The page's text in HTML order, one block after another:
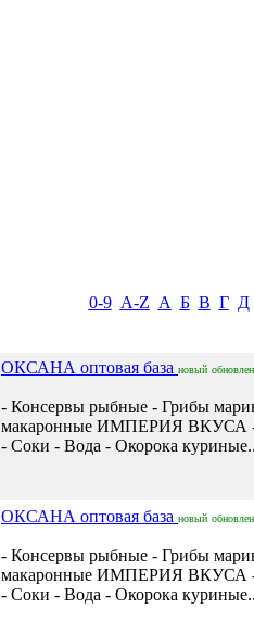
0-9 A-Z А Б В Г Д
ОКСАНА оптовая база новый
- Консервы рыбные - Грибы
макаронные ИМПЕРИЯ ВКУСА -
- Соки - Вода - Окорока
ОКСАНА оптовая база новый
- Консервы рыбные - Грибы
макаронные ИМПЕРИЯ ВКУСА -
- Соки - Вода - Окорока